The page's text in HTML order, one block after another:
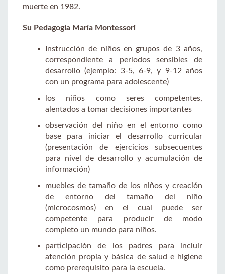
muerte en 1982.
Su Pedagogía María Montessori
Instrucción de niños en grupos de 3 años,
correspondiente a periodos sensibles de
desarrollo (ejemplo: 3-5, 6-9, y 9-12 años
con un programa para adolescente)
los niños como seres competentes,
alentados a tomar decisiones importantes
observación del niño en el entorno como
base para iniciar el desarrollo curricular
(presentación de ejercicios subsecuentes
para nivel de desarrollo y acumulación de
información)
muebles de tamaño de los niños y creación
de entorno del tamaño del niño
(microcosmos) en el cual puede ser
competente para producir de modo
completo un mundo para niños.
participación de los padres para incluir
atención propia y básica de salud e higiene
como prerequisito para la escuela.